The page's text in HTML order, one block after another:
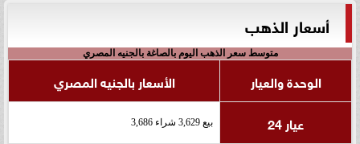
أسعار الذهب
متوسط سعر الذهب اليوم بالصاغة بالجنيه المصري
الوحدة والعيار
الأسعار بالجنيه المصري
عيار 24
بيع 3,629 شراء 3,686